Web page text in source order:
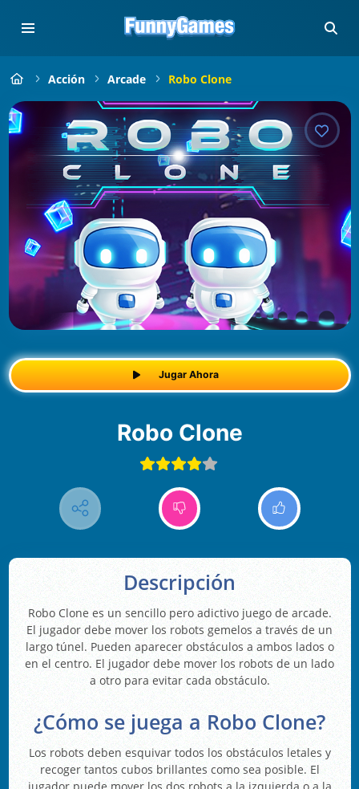
Acción Arcade Robo Clone
Jugar Ahora
Robo Clone
Descripción
Robo Clone es un sencillo pero adictivo juego de arcade.
El jugador debe mover los robots gemelos a través de un
largo túnel. Pueden aparecer obstáculos a ambos lados o
en el centro. El jugador debe mover los robots de un lado
a otro para evitar cada obstáculo.
¿Cómo se juega a Robo Clone?
Los robots deben esquivar todos los obstáculos letales y
recoger tantos cubos brillantes como sea posible. El